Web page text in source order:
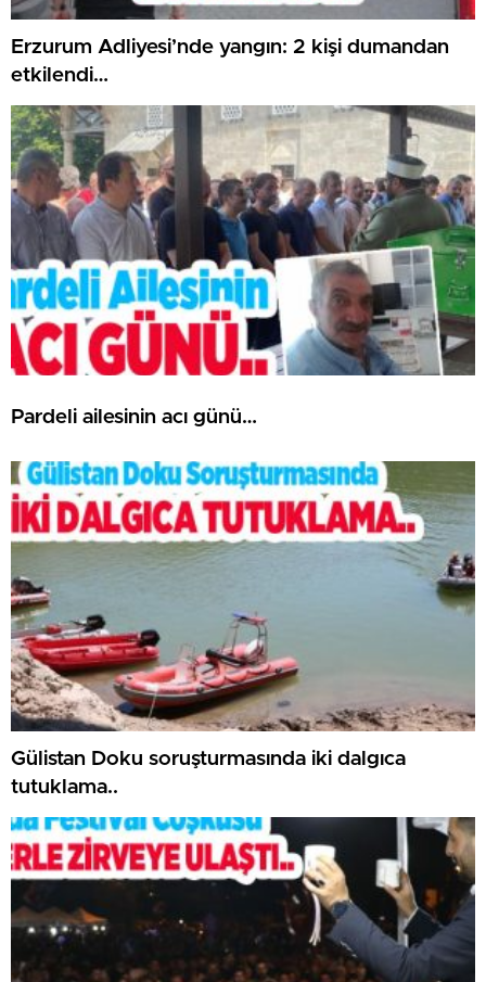
Erzurum Adliyesi’nde yangın: 2 kişi dumandan
etkilendi…
Pardeli ailesinin acı günü…
Gülistan Doku soruşturmasında iki dalgıca
tutuklama..